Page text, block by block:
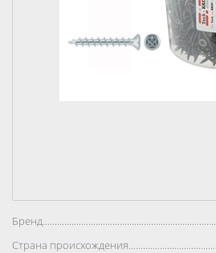
Страна